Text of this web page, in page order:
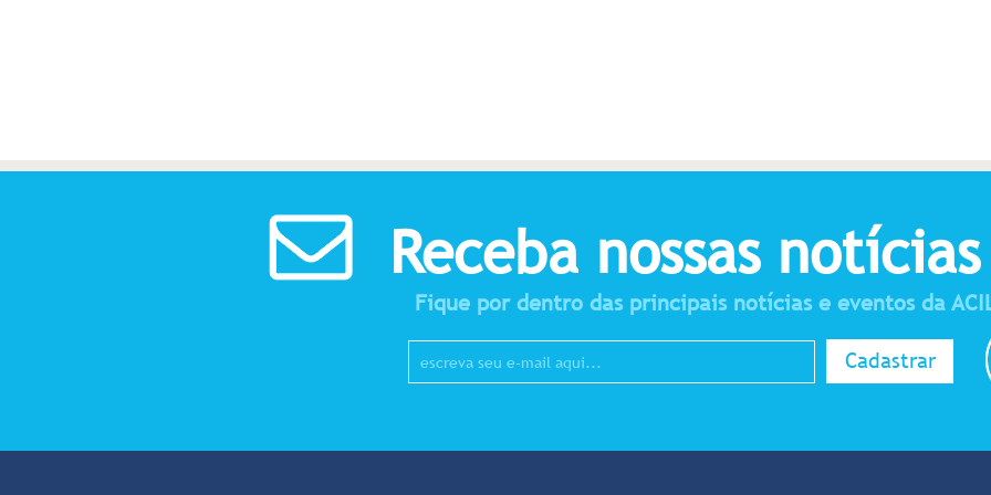
Receba nossas notícias
Fique por dentro das principais notícias e eventos da
Cadastrar